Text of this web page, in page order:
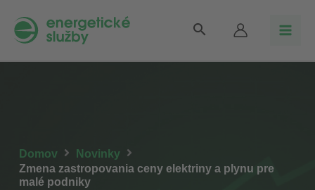
obsah
Vyhľadávanie
Menu
Domov
Novinky
Zmena zastropovania ceny elektriny a plynu pre
malé podniky